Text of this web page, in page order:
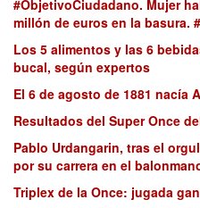
#ObjetivoCiudadano. Mujer
millón de euros en la basura.
Los 5 alimentos y las 6
bucal, según expertos
El 6 de agosto de 1881 nacía
Resultados del Super Once
Pablo Urdangarin, tras el
por su carrera en el
Triplex de la Once: jugada